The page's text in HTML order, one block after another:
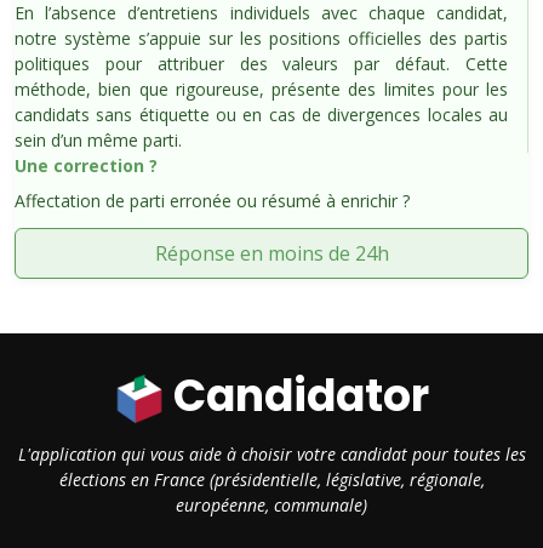
En l’absence d’entretiens individuels avec chaque candidat,
notre système s’appuie sur les positions officielles des partis
politiques pour attribuer des valeurs par défaut. Cette
méthode, bien que rigoureuse, présente des limites pour les
candidats sans étiquette ou en cas de divergences locales au
sein d’un même parti.
Une correction ?
Affectation de parti erronée ou résumé à enrichir ?
Réponse en moins de 24h
Candidator
L'application qui vous aide à choisir votre candidat pour toutes les
élections en France (présidentielle, législative, régionale,
européenne, communale)